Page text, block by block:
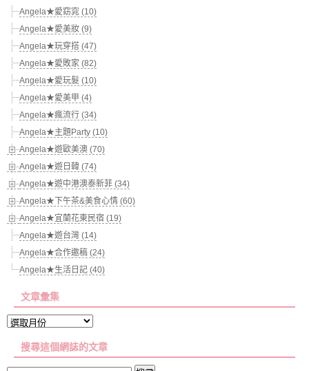
Angela★愛窈窕 (10)
Angela★愛美妝 (9)
Angela★玩穿搭 (47)
Angela★愛敗家 (82)
Angela★愛玩髮 (10)
Angela★愛美甲 (4)
Angela★瘋流行 (34)
Angela★主題Party (10)
Angela★遊歐美澳 (70)
Angela★遊日韓 (74)
Angela★遊中港澳泰新菲 (34)
Angela★下午茶&美食心情 (60)
Angela★宜蘭花東民宿 (19)
Angela★遊台灣 (14)
Angela★合作邀稿 (24)
Angela★生活日記 (40)
文章彙集
文
彙
搜尋這個網誌的文章